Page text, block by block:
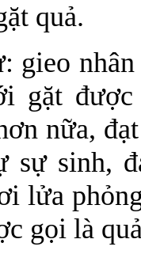
quả.
gieo
gặt được
nữa,
sự sinh,
lửa
gọi là